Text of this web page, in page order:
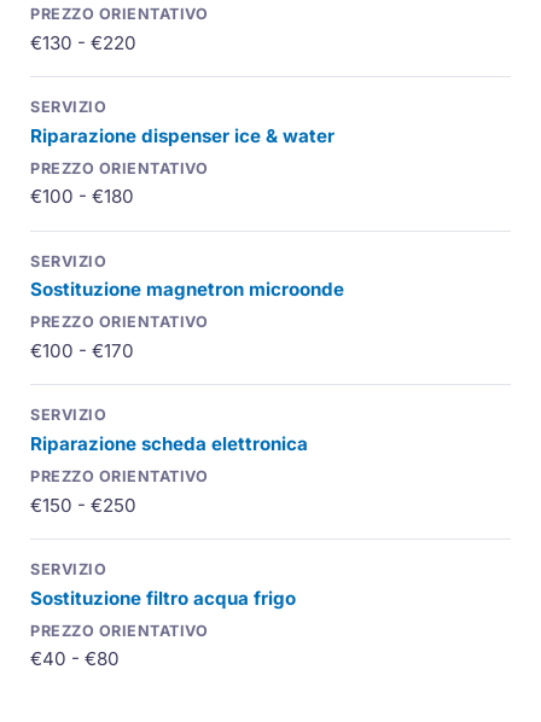
€130 - €220
Riparazione dispenser ice & water
€100 - €180
Sostituzione magnetron microonde
€100 - €170
Riparazione scheda elettronica
€150 - €250
Sostituzione filtro acqua frigo
€40 - €80